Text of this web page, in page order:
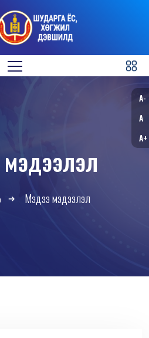
Мэдээ мэдээлэл
A-
A
A+